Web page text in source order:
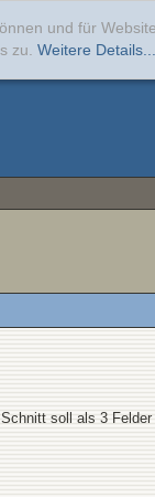
und für
zu. Weitere Details...
soll als 3